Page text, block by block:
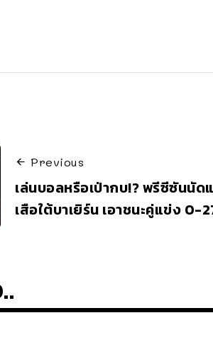
Previous
เล่นบอลหรือเป่ากบ!? พรีซีซันนัด
เสือใต้บาเยิร์น เอาชนะคู่แข่ง 0-